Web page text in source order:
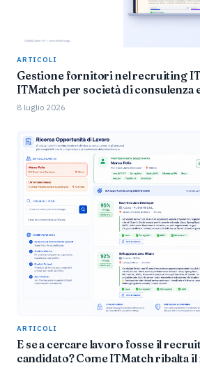
ARTICOLI
Gestione fornitori nel recruiting
ITMatch per società di consulenza
8 luglio 2026
ARTICOLI
E se a cercare lavoro fosse il
candidato? Come ITMatch ribalta